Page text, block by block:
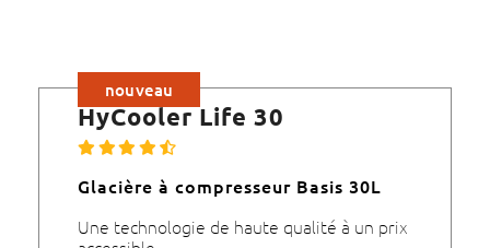
nouveau
HyCooler Life 30
Glacière à compresseur Basis 30L
Une technologie de haute qualité à un prix